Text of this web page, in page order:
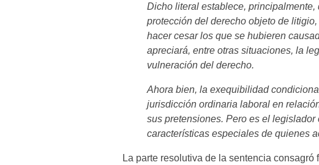
Dicho literal establece,
protección del derecho objeto de
hacer cesar los que se hubieren
apreciará, entre otras situaciones, la
vulneración del derecho.
Ahora bien, la exequibilidad
jurisdicción ordinaria laboral en
sus pretensiones. Pero es el
características especiales de quienes
La parte resolutiva de la sentencia